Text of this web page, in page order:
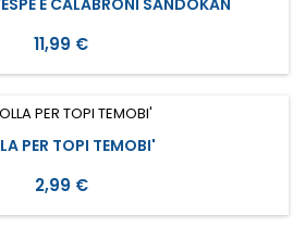
Prezzo
11,99 €
PER TOPI TEMOBI'
Prezzo
2,99 €